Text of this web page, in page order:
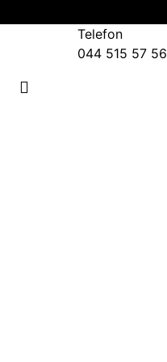
Telefon
044 515 57 56